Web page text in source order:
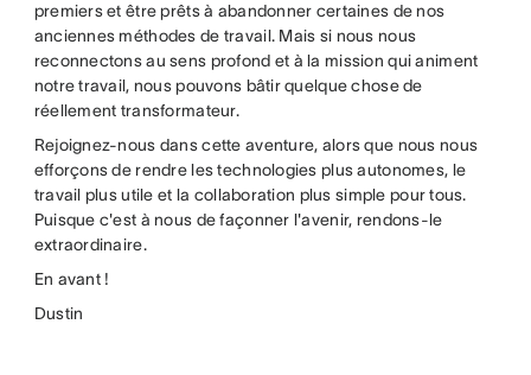
premiers et être prêts à abandonner certaines de nos
anciennes méthodes de travail. Mais si nous nous
reconnectons au sens profond et à la mission qui animent
notre travail, nous pouvons bâtir quelque chose de
réellement transformateur.
Rejoignez-nous dans cette aventure, alors que nous nous
efforçons de rendre les technologies plus autonomes, le
travail plus utile et la collaboration plus simple pour tous.
Puisque c'est à nous de façonner l'avenir, rendons-le
extraordinaire.
En avant !
Dustin